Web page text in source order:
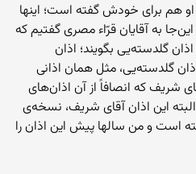
هم براى خودش گفته است؛ اینها
این‌جا به آقایان قرّاء مصرى گفتیم که
گلدسته‌یى بگویند؛ اذان
گلدسته‌یى، مثل همان اذانى
شریف که انصافاً از آن اذان‌هاى
این اذان آقاى شریف، نسخه‌ى
است و من سالها پیش این اذان را